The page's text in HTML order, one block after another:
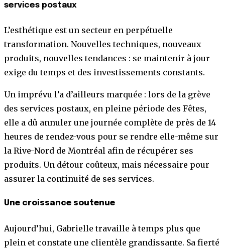
services postaux
L’esthétique est un secteur en perpétuelle
transformation. Nouvelles techniques, nouveaux
produits, nouvelles tendances : se maintenir à jour
exige du temps et des investissements constants.
Un imprévu l’a d’ailleurs marquée : lors de la grève
des services postaux, en pleine période des Fêtes,
elle a dû annuler une journée complète de près de 14
heures de rendez-vous pour se rendre elle-même sur
la Rive-Nord de Montréal afin de récupérer ses
produits. Un détour coûteux, mais nécessaire pour
assurer la continuité de ses services.
Une croissance soutenue
Aujourd’hui, Gabrielle travaille à temps plus que
plein et constate une clientèle grandissante. Sa fierté